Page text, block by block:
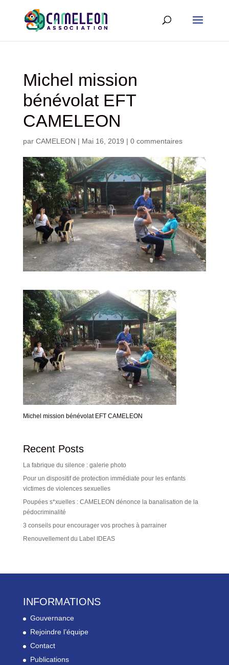
Michel mission
bénévolat EFT
CAMELEON
par CAMELEON | Mai 16, 2019 | 0 commentaires
Michel mission bénévolat EFT CAMELEON
Recent Posts
La fabrique du silence : galerie photo
Pour un dispositif de protection immédiate pour les enfants
victimes de violences sexuelles
Poupées s*xuelles : CAMELEON dénonce la banalisation de la
pédocriminalité
3 conseils pour encourager vos proches à parrainer
Renouvellement du Label IDEAS
INFORMATIONS
Gouvernance
Rejoindre l’équipe
Contact
Publications